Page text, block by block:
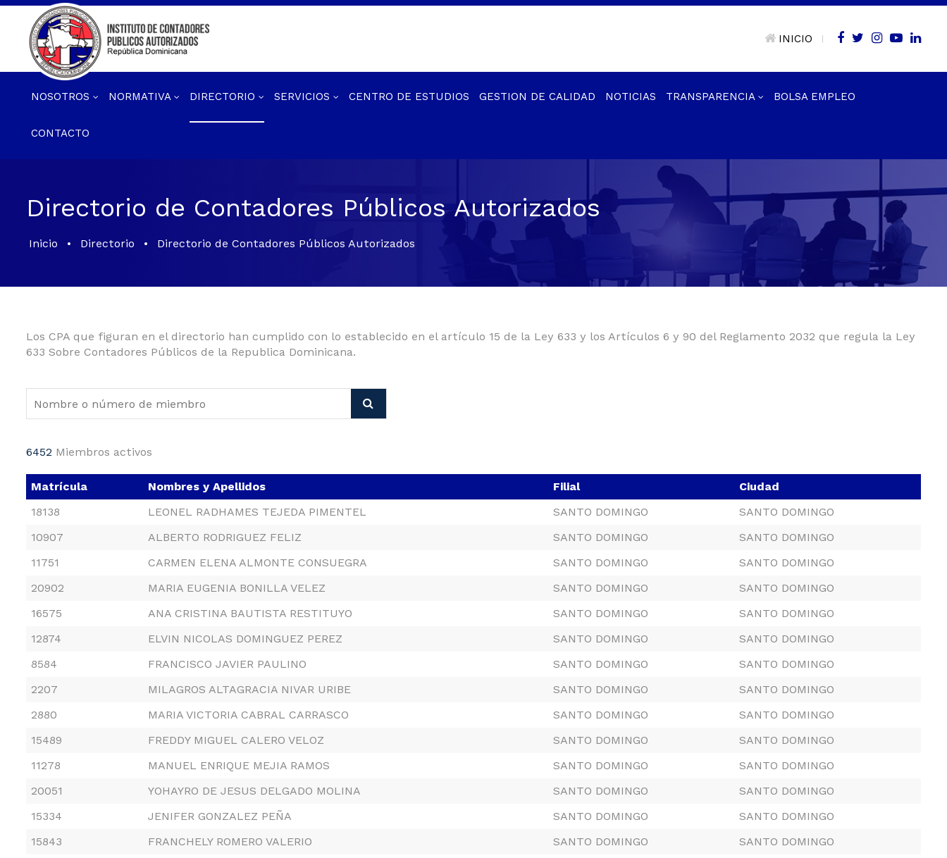
INICIO
NOSOTROS NORMATIVA DIRECTORIO SERVICIOS CENTRO DE ESTUDIOS GESTION DE CALIDAD NOTICIAS TRANSPARENCIA BOLSA EMPLEO
CONTACTO
Directorio de Contadores Públicos Autorizados
Inicio • Directorio • Directorio de Contadores Públicos Autorizados
Los CPA que figuran en el directorio han cumplido con lo establecido en el artículo 15 de la Ley 633 y los Artículos 6 y 90 del Reglamento 2032 que regula la Ley
633 Sobre Contadores Públicos de la Republica Dominicana.
6452 Miembros activos
Matrícula Nombres y Apellidos Filial
Ciudad
18138
LEONEL RADHAMES TEJEDA PIMENTEL SANTO DOMINGO
SANTO DOMINGO
10907
ALBERTO RODRIGUEZ FELIZ SANTO DOMINGO
SANTO DOMINGO
11751
CARMEN ELENA ALMONTE CONSUEGRA SANTO DOMINGO
SANTO DOMINGO
20902
MARIA EUGENIA BONILLA VELEZ SANTO DOMINGO
SANTO DOMINGO
16575
ANA CRISTINA BAUTISTA RESTITUYO SANTO DOMINGO
SANTO DOMINGO
12874
ELVIN NICOLAS DOMINGUEZ PEREZ SANTO DOMINGO
SANTO DOMINGO
8584
FRANCISCO JAVIER PAULINO SANTO DOMINGO
SANTO DOMINGO
2207
MILAGROS ALTAGRACIA NIVAR URIBE SANTO DOMINGO
SANTO DOMINGO
2880
MARIA VICTORIA CABRAL CARRASCO SANTO DOMINGO
SANTO DOMINGO
15489
FREDDY MIGUEL CALERO VELOZ SANTO DOMINGO
SANTO DOMINGO
11278
MANUEL ENRIQUE MEJIA RAMOS SANTO DOMINGO
SANTO DOMINGO
20051
YOHAYRO DE JESUS DELGADO MOLINA SANTO DOMINGO
SANTO DOMINGO
15334
JENIFER GONZALEZ PEÑA SANTO DOMINGO
SANTO DOMINGO
15843
FRANCHELY ROMERO VALERIO SANTO DOMINGO
SANTO DOMINGO